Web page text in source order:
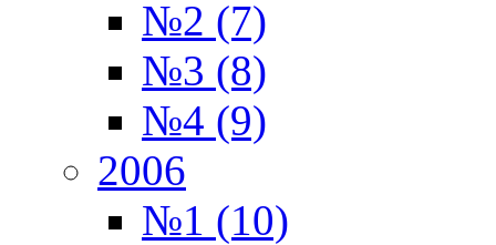
№2 (7)
№3 (8)
№4 (9)
2006
№1 (10)